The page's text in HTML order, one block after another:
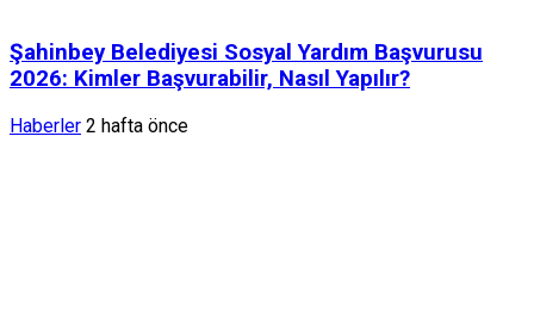
Şahinbey Belediyesi Sosyal Yardım Başvurusu
2026: Kimler Başvurabilir, Nasıl Yapılır?
Haberler 2 hafta önce